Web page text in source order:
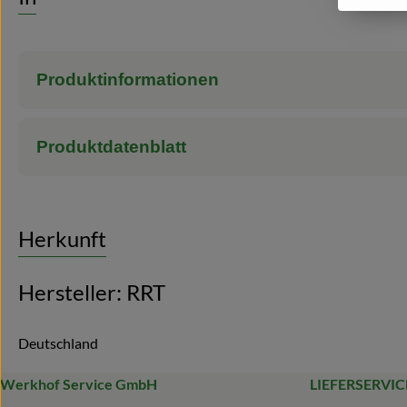
Produktinformationen
Produktdatenblatt
Herkunft
Hersteller: RRT
Deutschland
Werkhof Service GmbH